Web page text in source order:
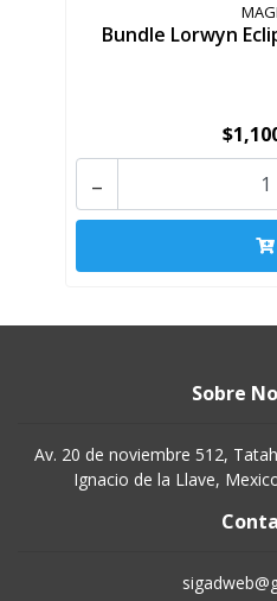
Bundle Lorwyn
-
Sobre
Av. 20 de noviembre 512,
Ignacio de la Llave,